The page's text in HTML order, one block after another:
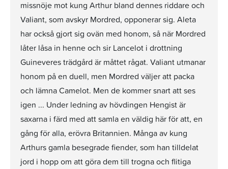
missnöje mot kung Arthur bland dennes riddare och
Valiant, som avskyr Mordred, opponerar sig. Aleta
har också gjort sig ovän med honom, så när Mordred
låter låsa in henne och sir Lancelot i drottning
Guineveres trädgård är måttet rågat. Valiant utmanar
honom på en duell, men Mordred väljer att packa
och lämna Camelot. Men de kommer snart att ses
igen ... Under ledning av hövdingen Hengist är
saxarna i färd med att samla en väldig här för att, en
gång för alla, erövra Britannien. Många av kung
Arthurs gamla besegrade fiender, som han tilldelat
jord i hopp om att göra dem till trogna och flitiga